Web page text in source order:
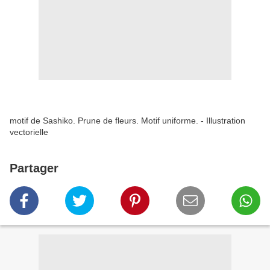
motif de Sashiko. Prune de fleurs. Motif uniforme. - Illustration
vectorielle
Partager